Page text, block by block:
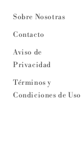
Sobre Nosotras
Contacto
Aviso de
Privacidad
Términos y
Condiciones de Uso